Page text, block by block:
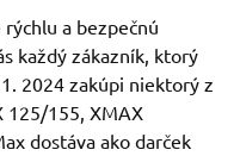
a bezpečnú
každý zákazník, ktorý
2024 zakúpi niektorý z
125/155, XMAX
dostáva ako darček